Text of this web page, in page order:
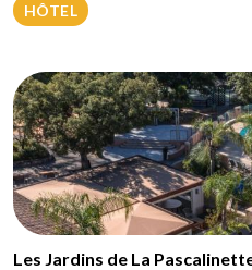
HÔTEL
Les Jardins de La